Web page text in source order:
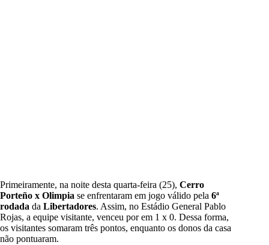
Primeiramente, na noite desta quarta-feira (25), Cerro
Porteño x Olimpia se enfrentaram em jogo válido pela 6ª
rodada da Libertadores. Assim, no Estádio General Pablo
Rojas, a equipe visitante, venceu por em 1 x 0. Dessa forma,
os visitantes somaram três pontos, enquanto os donos da casa
não pontuaram.